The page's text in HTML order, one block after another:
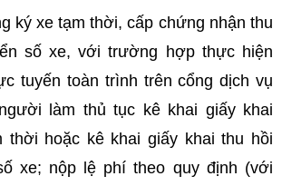
ký xe tạm thời, cấp chứng nhận thu
số xe, với trường hợp thực hiện
tuyến toàn trình trên cổng dịch vụ
làm thủ tục kê khai giấy khai
thời hoặc kê khai giấy khai thu hồi
xe; nộp lệ phí theo quy định (với